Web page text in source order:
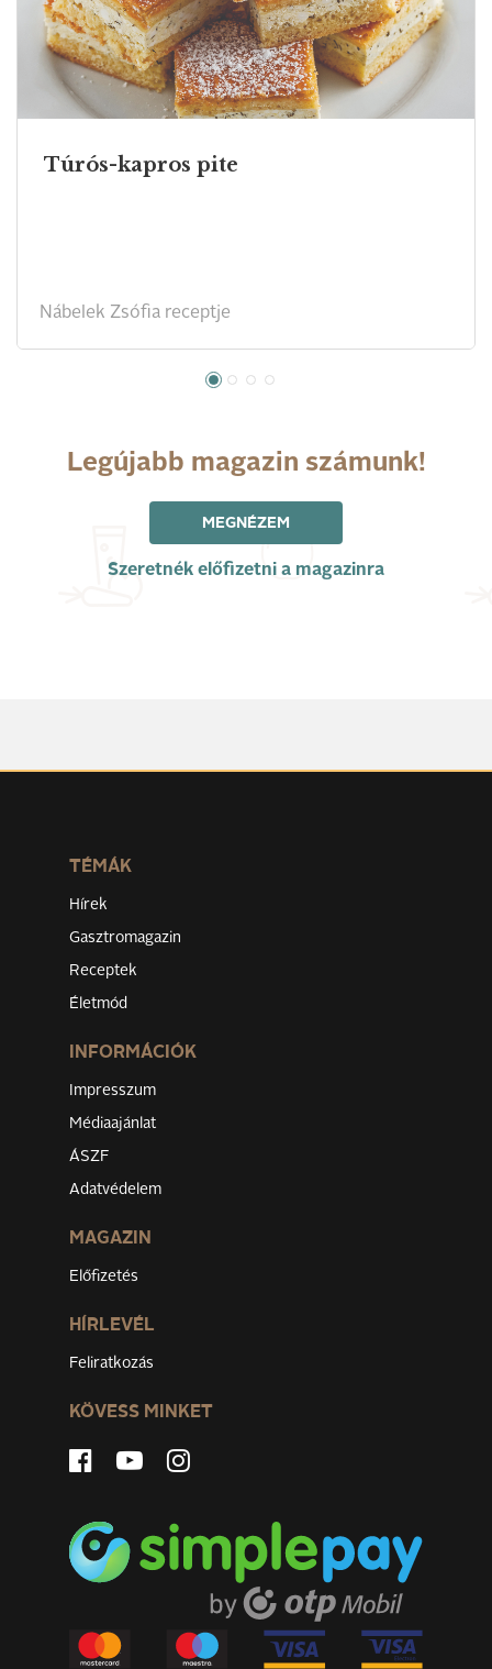
Túrós-kapros pite
Nábelek Zsófia receptje
Legújabb magazin számunk!
MEGNÉZEM
Szeretnék előfizetni a magazinra
TÉMÁK
Hírek
Gasztromagazin
Receptek
Életmód
INFORMÁCIÓK
Impresszum
Médiaajánlat
ÁSZF
Adatvédelem
MAGAZIN
Előfizetés
HÍRLEVÉL
Feliratkozás
KÖVESS MINKET